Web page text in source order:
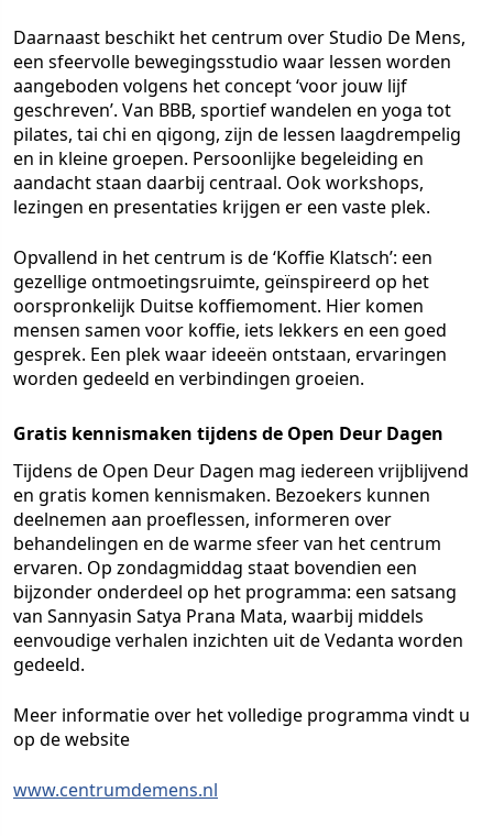
Daarnaast beschikt het centrum over Studio De Mens,
een sfeervolle bewegingsstudio waar lessen worden
aangeboden volgens het concept ‘voor jouw lijf
geschreven’. Van BBB, sportief wandelen en yoga tot
pilates, tai chi en qigong, zijn de lessen laagdrempelig
en in kleine groepen. Persoonlijke begeleiding en
aandacht staan daarbij centraal. Ook workshops,
lezingen en presentaties krijgen er een vaste plek.
Opvallend in het centrum is de ‘Koffie Klatsch’: een
gezellige ontmoetingsruimte, geïnspireerd op het
oorspronkelijk Duitse koffiemoment. Hier komen
mensen samen voor koffie, iets lekkers en een goed
gesprek. Een plek waar ideeën ontstaan, ervaringen
worden gedeeld en verbindingen groeien.
Gratis kennismaken tijdens de Open Deur Dagen
Tijdens de Open Deur Dagen mag iedereen vrijblijvend
en gratis komen kennismaken. Bezoekers kunnen
deelnemen aan proeflessen, informeren over
behandelingen en de warme sfeer van het centrum
ervaren. Op zondagmiddag staat bovendien een
bijzonder onderdeel op het programma: een satsang
van Sannyasin Satya Prana Mata, waarbij middels
eenvoudige verhalen inzichten uit de Vedanta worden
gedeeld.
Meer informatie over het volledige programma vindt u
op de website
www.centrumdemens.nl